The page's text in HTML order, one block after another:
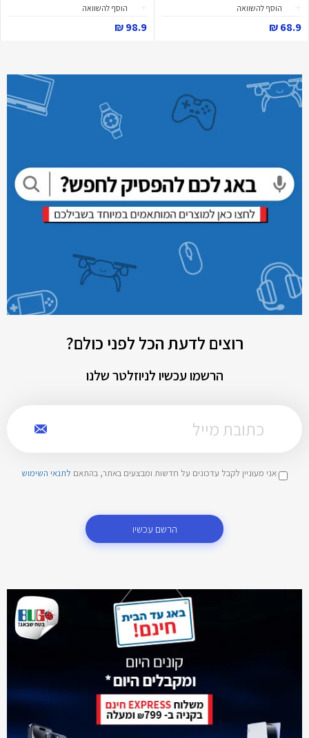
הוסף להשוואה
68.9 ₪
הוסף להשוואה
98.9 ₪
רוצים לדעת הכל לפני כולם?
הרשמו עכשיו לניוזלטר שלנו
אני מעוניין לקבל עדכונים על חדשות ומבצעים באתר, בהתאם לתנאי השימוש
הרשם עכשיו